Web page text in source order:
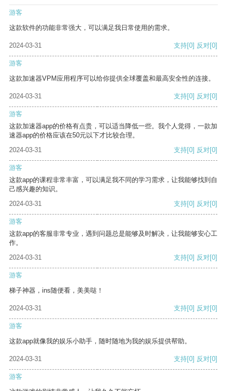
游客
这款软件的功能非常强大，可以满足我日常使用的需求。
2024-03-31 支持[0] 反对[0]
游客
这款加速器VPM应用程序可以给你提供全球覆盖和最高安全性的连接。
2024-03-31 支持[0] 反对[0]
游客
这款加速器app的价格有点贵，可以适当降低一些。我个人觉得，一款加
速器app的价格应该在50元以下才比较合理。
2024-03-31
支持[0] 反对[0]
游客
这款app的课程非常丰富，可以满足我不同的学习需求，让我能够找到自
己感兴趣的知识。
2024-03-31
支持[0] 反对[0]
游客
这款app的客服非常专业，遇到问题总是能够及时解决，让我能够安心工
作。
2024-03-31
支持[0] 反对[0]
游客
梯子神器，ins随便看，美美哒！
2024-03-31 支持[0] 反对[0]
游客
这款app就像我的娱乐小助手，随时随地为我的娱乐提供帮助。
2024-03-31 支持[0] 反对[0]
游客